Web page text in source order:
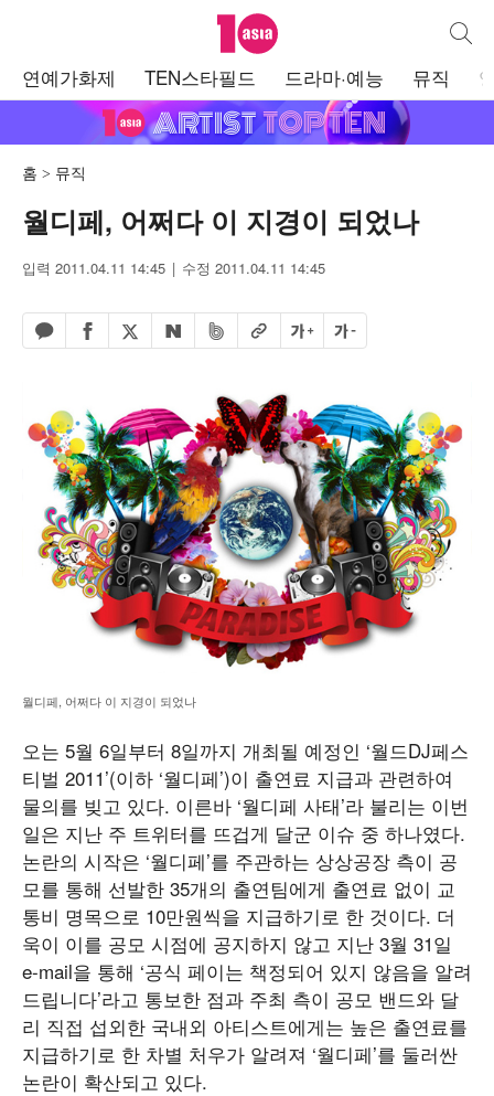
텐아시아 통합
연예가화제 TEN스타필드 드라마·예능 뮤직
홈 뮤직
월디페, 어쩌다 이 지경이 되었나
입력 2011.04.11 14:45 수정 2011.04.11 14:45
카카오톡 공유하기
페이스북 공유하기
엑스 공유하기
네이버 공유하기
밴드 공유하기
URL복사글자 크게글자 작게
월디페, 어쩌다 이 지경이 되었나
오는 5월 6일부터 8일까지 개최될 예정인 ‘월드DJ페스
티벌 2011’(이하 ‘월디페’)이 출연료 지급과 관련하여
물의를 빚고 있다. 이른바 ‘월디페 사태’라 불리는 이번
일은 지난 주 트위터를 뜨겁게 달군 이슈 중 하나였다.
논란의 시작은 ‘월디페’를 주관하는 상상공장 측이 공
모를 통해 선발한 35개의 출연팀에게 출연료 없이 교
통비 명목으로 10만원씩을 지급하기로 한 것이다. 더
욱이 이를 공모 시점에 공지하지 않고 지난 3월 31일
e-mail을 통해 ‘공식 페이는 책정되어 있지 않음을 알려
드립니다’라고 통보한 점과 주최 측이 공모 밴드와 달
리 직접 섭외한 국내외 아티스트에게는 높은 출연료를
지급하기로 한 차별 처우가 알려져 ‘월디페’를 둘러싼
논란이 확산되고 있다.